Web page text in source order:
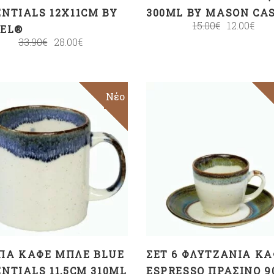
12X11CM BY
33.90€ 28.00€
300ML BY MASON
15.00€ 12.00€
Sale
Νέο
ΠΡΟΣΘΉΚΗ ΣΤΟ
ΚΑΛΆΘΙ
ΚΑΦΈ ΜΠΛΕ BLUE
11,5CM 310ML
ΠΡΟΣΘΉΚΗ ΣΤΟ
ΚΑΛΆΘΙ
ΣΕΤ 6 ΦΛΥΤΖΆΝΙΑ
ESPRESSO ΠΡΆΣΙΝΟ